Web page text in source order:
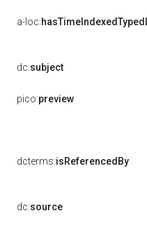
a-loc:
dc:subject
pico:preview
dcterms:isReferencedBy
dc:source